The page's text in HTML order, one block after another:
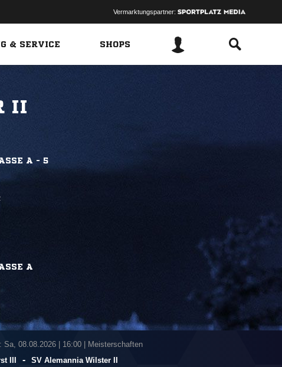
Vermarktungspartner:
& SERVICE SHOPS
II
A - 5
A
Sa, 08.08.2026| 16:00 | Meisterschaften
III
- SV Alemannia Wilster II